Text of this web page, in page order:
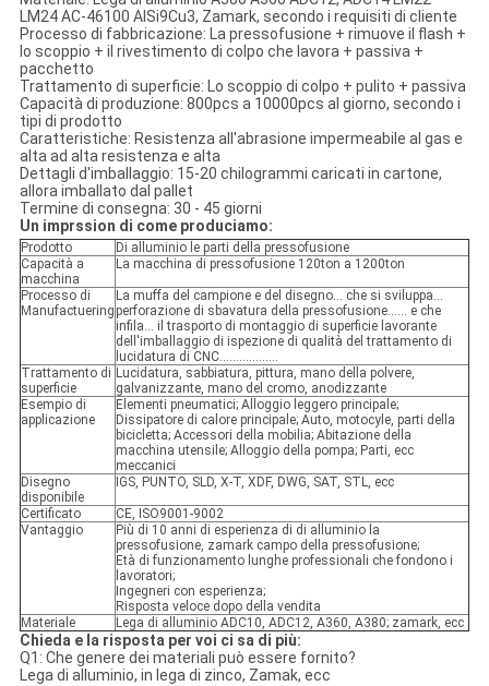
LM24 AC-46100 AlSi9Cu3, Zamark, secondo i requisiti di cliente
Processo di fabbricazione: La pressofusione + rimuove il flash +
lo scoppio + il rivestimento di colpo che lavora + passiva +
pacchetto
Trattamento di superficie: Lo scoppio di colpo + pulito + passiva
Capacità di produzione: 800pcs a 10000pcs al giorno, secondo i
tipi di prodotto
Caratteristiche: Resistenza all'abrasione impermeabile al gas e
alta ad alta resistenza e alta
Dettagli d'imballaggio: 15-20 chilogrammi caricati in cartone,
allora imballato dal pallet
Termine di consegna: 30 - 45 giorni
Un imprssion di come produciamo:
Prodotto
Di alluminio le parti della pressofusione
Capacità a
macchina
La macchina di pressofusione 120ton a 1200ton
Processo di
Manufactuering
La muffa del campione e del disegno… che si sviluppa…
perforazione di sbavatura della pressofusione…… e che
infila… il trasporto di montaggio di superficie lavorante
dell'imballaggio di ispezione di qualità del trattamento di
lucidatura di CNC………………
Trattamento di
superficie
Lucidatura, sabbiatura, pittura, mano della polvere,
galvanizzante, mano del cromo, anodizzante
Esempio di
applicazione
Elementi pneumatici; Alloggio leggero principale;
Dissipatore di calore principale; Auto, motocyle, parti della
bicicletta; Accessori della mobilia; Abitazione della
macchina utensile; Alloggio della pompa; Parti, ecc
meccanici
Disegno
disponibile
IGS, PUNTO, SLD, X-T, XDF, DWG, SAT, STL, ecc
Certificato
CE, ISO9001-9002
Vantaggio
Più di 10 anni di esperienza di di alluminio la
pressofusione, zamark campo della pressofusione;
Età di funzionamento lunghe professionali che fondono i
lavoratori;
Ingegneri con esperienza;
Risposta veloce dopo della vendita
Materiale
Lega di alluminio ADC10, ADC12, A360, A380; zamark, ecc
Chieda e la risposta per voi ci sa di più:
Q1: Che genere dei materiali può essere fornito?
Lega di alluminio, in lega di zinco, Zamak, ecc